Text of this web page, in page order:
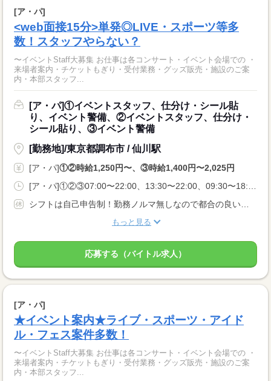
[ア・パ]
<web面接15分>単発◎LIVE・スポーツ等多
数！スタッフやらない？
〜イベントStaff大募集 お仕事は各コンサート・イベント会場での ・
来場者案内・チケットもぎり・受付業務・グッズ販売・施設のご案
内・本部スタッフ...
[ア・パ]①イベントスタッフ、仕分け・シール貼
り、イベント警備、②イベントスタッフ、仕分け・
シール貼り、③イベント警備
[勤務地]/東京都調布市 / 仙川駅
[ア・パ]①②時給1,250円〜、③時給1,400円〜2,025円
[ア・パ]①②③07:00〜22:00、13:30〜22:00、09:30〜18:00
シフトは自己申告制！勤務ノルマ無しなので都合の良い日に勤務ができます！休日設定も自由！
もっと見る
応募する（バイトル求人）
[ア・パ]
★イベント案内★ライブ・スポーツ・アイド
ル・フェス案件多数！
〜イベントStaff大募集 お仕事は各コンサート・イベント会場での ・
来場者案内・チケットもぎり・受付業務・グッズ販売・施設のご案
内・本部スタッフ...